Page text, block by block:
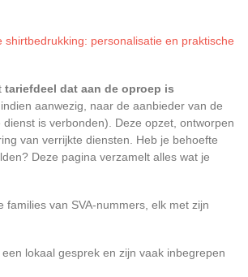
personalisatie en praktische
tariefdeel dat aan de oproep is
aanwezig, naar de aanbieder van de
is verbonden). Deze opzet, ontworpen
van verrijkte diensten. Heb je behoefte
Deze pagina verzamelt alles wat je
van SVA-nummers, elk met zijn
lokaal gesprek en zijn vaak inbegrepen